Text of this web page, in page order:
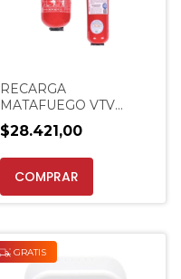
RECARGA
MATAFUEGO VTV
AUTO VEHICULAR
MANTENIMIENTO
AUTOMOVIL
$28.421,00
GRATIS